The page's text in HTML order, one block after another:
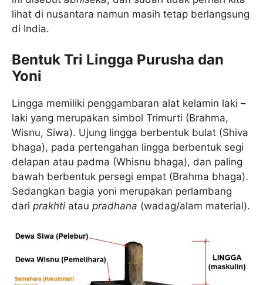
lihat di nusantara namun masih tetap berlangsung
di India.
Bentuk Tri Lingga Purusha dan
Yoni
Lingga memiliki penggambaran alat kelamin laki –
laki yang merupakan simbol Trimurti (Brahma,
Wisnu, Siwa). Ujung lingga berbentuk bulat (Shiva
bhaga), pada pertengahan lingga berbentuk segi
delapan atau padma (Whisnu bhaga), dan paling
bawah berbentuk persegi empat (Brahma bhaga).
Sedangkan bagia yoni merupakan perlambang
dari prakhti atau pradhana (wadag/alam material).